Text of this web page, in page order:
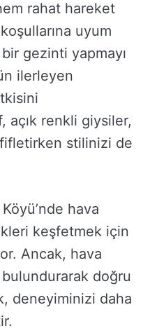
rahat hareket
uyum
gezinti yapmayı
ilerleyen
açık renkli giysiler,
stilinizi de
hava
keşfetmek için
Ancak, hava
doğru
deneyiminizi daha